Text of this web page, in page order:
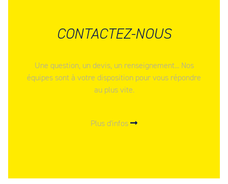
CONTACTEZ-NOUS
Une question, un devis, un renseignement... Nos
équipes sont à votre disposition pour vous répondre
au plus vite.
Plus d'infos